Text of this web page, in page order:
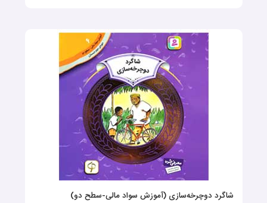
شاگرد دوچرخه‌سازی (آموزش سواد مالی-سطح دو)